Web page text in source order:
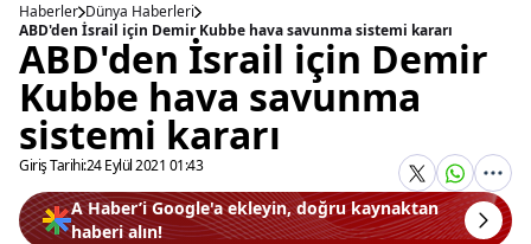
Haberler Dünya Haberleri
ABD'den İsrail için Demir Kubbe hava savunma sistemi kararı
ABD'den İsrail için Demir
Kubbe hava savunma
sistemi kararı
Giriş Tarihi:24 Eylül 2021 01:43
A Haber’i Google'a ekleyin, doğru kaynaktan
haberi alın!